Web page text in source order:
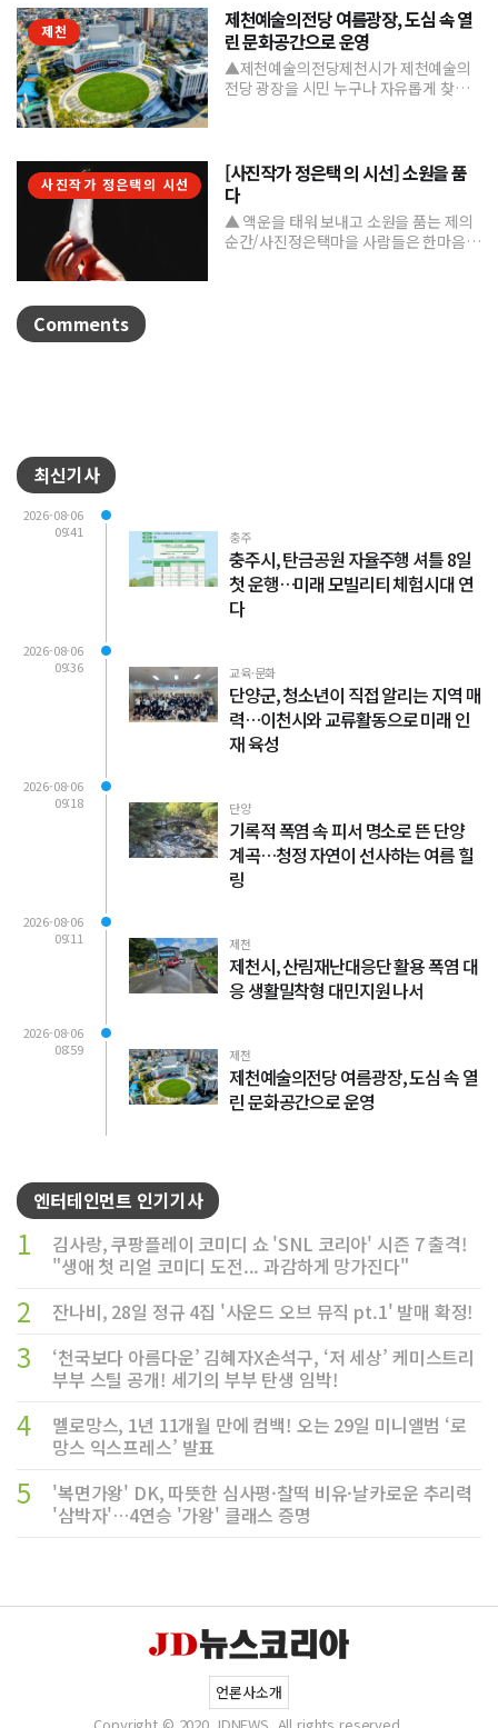
제천
제천예술의전당 여름광장, 도심 속 열
린 문화공간으로 운영
▲제천예술의전당제천시가 제천예술의
전당 광장을 시민 누구나 자유롭게 찾고
사진작가 정은택의 시선
[사진작가 정은택 의 시선] 소원을 품
다
▲ 액운을 태워 보내고 소원을 품는 제의
순간/사진정은택마을 사람들은 한마음으
Comments
최신기사
2026-08-06
09:41
충주
충주시, 탄금공원 자율주행 셔틀 8일
첫 운행…미래 모빌리티 체험시대 연
다
2026-08-06
09:36
교육·문화
단양군, 청소년이 직접 알리는 지역 매
력…이천시와 교류활동으로 미래 인
재 육성
2026-08-06
09:18
단양
기록적 폭염 속 피서 명소로 뜬 단양
계곡…청정 자연이 선사하는 여름 힐
링
2026-08-06
09:11
제천
제천시, 산림재난대응단 활용 폭염 대
응 생활밀착형 대민지원 나서
2026-08-06
08:59
제천
제천예술의전당 여름광장, 도심 속 열
린 문화공간으로 운영
엔터테인먼트 인기기사
1
김사랑, 쿠팡플레이 코미디 쇼 'SNL 코리아' 시즌 7 출격!
"생애 첫 리얼 코미디 도전... 과감하게 망가진다"
2 잔나비, 28일 정규 4집 '사운드 오브 뮤직 pt.1' 발매 확정!
3
‘천국보다 아름다운’ 김혜자X손석구, ‘저 세상’ 케미스트리
부부 스틸 공개! 세기의 부부 탄생 임박!
4
멜로망스, 1년 11개월 만에 컴백! 오는 29일 미니앨범 ‘로
망스 익스프레스’ 발표
5
'복면가왕' DK, 따뜻한 심사평·찰떡 비유·날카로운 추리력
'삼박자'…4연승 '가왕' 클래스 증명
언론사소개